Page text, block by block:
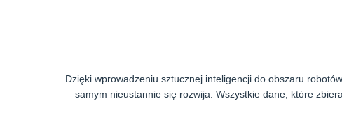
Dzięki wprowadzeniu sztucznej inteligencji do obszaru
samym nieustannie się rozwija. Wszystkie dane, które